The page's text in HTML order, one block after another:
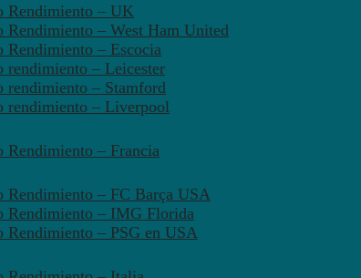
Rendimiento – UK
Rendimiento – West Ham United
Rendimiento – Escocia
rendimiento – Leicester
rendimiento – Stamford
rendimiento – Liverpool
Rendimiento – Francia
Rendimiento – FC Barça USA
Rendimiento – IMG Florida
Rendimiento – PSG en USA